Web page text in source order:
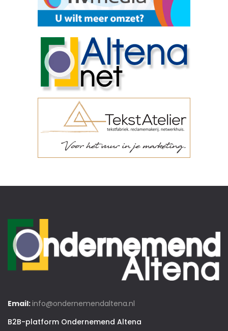
Email:info@ondernemendaltena.nl
B2B-platform Ondernemend Altena